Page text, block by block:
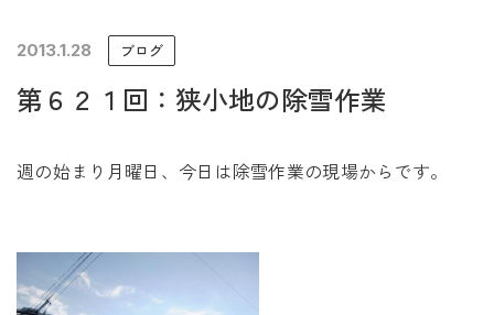
イチケンの家づくり
モデルハウス
2013.1.28 ブログ
第６２１回：狭小地の除雪作業
週の始まり月曜日、今日は除雪作業の現場からです。